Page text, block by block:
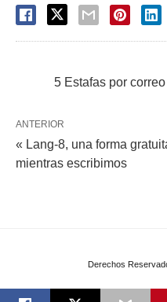
5 Estafas por
ANTERIOR
« Lang-8, una forma
mientras escribimos
Derechos